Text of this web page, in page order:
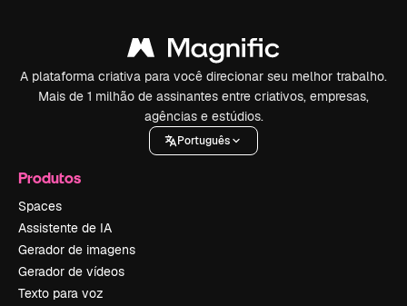
A plataforma criativa para você direcionar seu melhor trabalho.
Mais de 1 milhão de assinantes entre criativos, empresas,
agências e estúdios.
Português
Produtos
Spaces
Assistente de IA
Gerador de imagens
Gerador de vídeos
Texto para voz